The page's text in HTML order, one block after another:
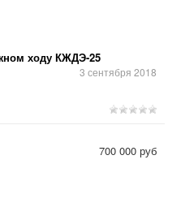
ходу КЖДЭ-25
3 сентября 2018
700 000 руб